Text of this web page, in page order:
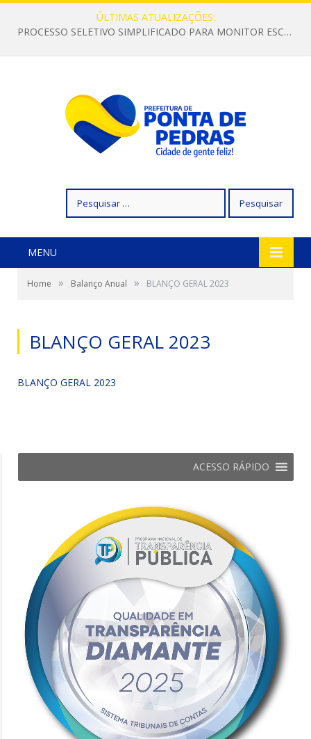
ÚLTIMAS ATUALIZAÇÕES:
PROCESSO SELETIVO SIMPLIFICADO PARA MONITOR ESCOLAR
por:
MENU
Home » Balanço Anual » BLANÇO GERAL 2023
BLANÇO GERAL 2023
BLANÇO GERAL 2023
ACESSO RÁPIDO